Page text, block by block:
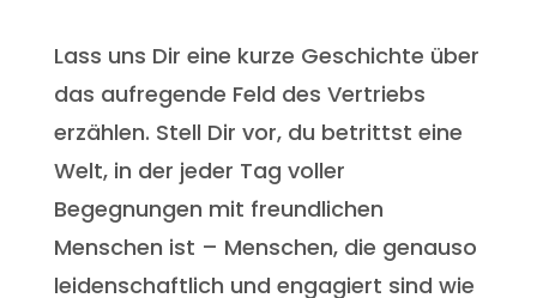
Lass uns Dir eine kurze Geschichte über
das aufregende Feld des Vertriebs
erzählen. Stell Dir vor, du betrittst eine
Welt, in der jeder Tag voller
Begegnungen mit freundlichen
Menschen ist – Menschen, die genauso
leidenschaftlich und engagiert sind wie